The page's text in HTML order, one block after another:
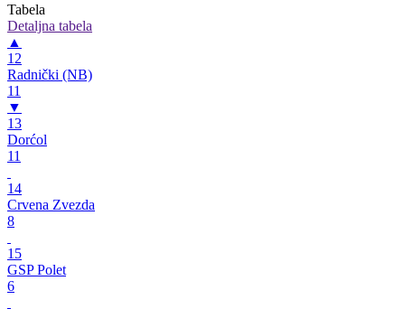
Tabela
Detaljna tabela
▲
12
Radnički (NB)
11
▼
13
Dorćol
11
14
Crvena Zvezda
8
15
GSP Polet
6